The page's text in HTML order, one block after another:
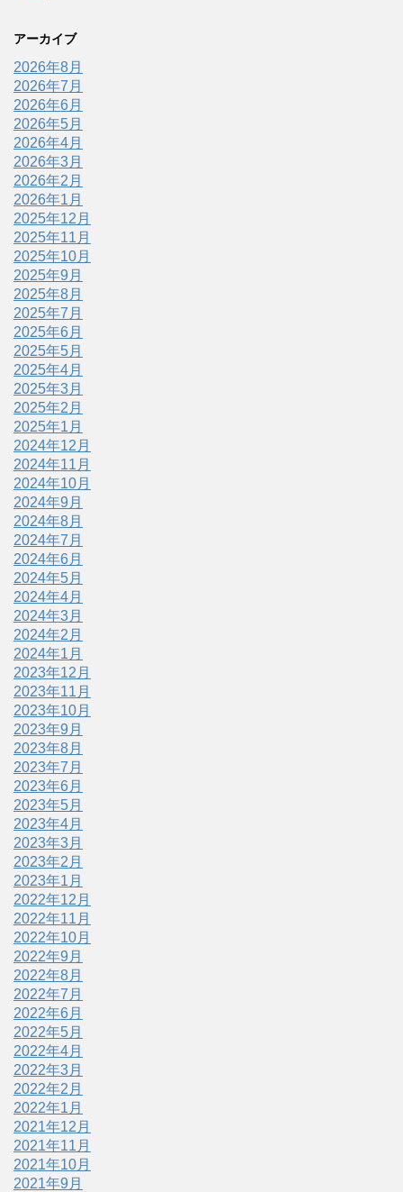
アーカイブ
2026年8月
2026年7月
2026年6月
2026年5月
2026年4月
2026年3月
2026年2月
2026年1月
2025年12月
2025年11月
2025年10月
2025年9月
2025年8月
2025年7月
2025年6月
2025年5月
2025年4月
2025年3月
2025年2月
2025年1月
2024年12月
2024年11月
2024年10月
2024年9月
2024年8月
2024年7月
2024年6月
2024年5月
2024年4月
2024年3月
2024年2月
2024年1月
2023年12月
2023年11月
2023年10月
2023年9月
2023年8月
2023年7月
2023年6月
2023年5月
2023年4月
2023年3月
2023年2月
2023年1月
2022年12月
2022年11月
2022年10月
2022年9月
2022年8月
2022年7月
2022年6月
2022年5月
2022年4月
2022年3月
2022年2月
2022年1月
2021年12月
2021年11月
2021年10月
2021年9月